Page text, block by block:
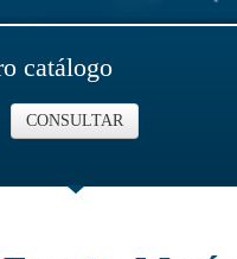
catálogo
CONSULTAR